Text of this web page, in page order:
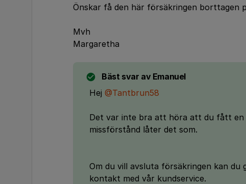
Önskar få den här försäkringen borttagen
Mvh
Margaretha
Bäst svar av Emanuel
Hej @Tantbrun58
Det var inte bra att höra att du fått
missförstånd låter det som.
Om du vill avsluta försäkringen kan
kontakt med vår kundservice.